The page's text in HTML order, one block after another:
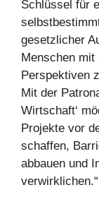
Schlüssel für
gesetzlicher
Menschen mit
Perspektiven
Mit der
Wirtschaft‘
Projekte vor
schaffen,
abbauen und
verwirklichen.“